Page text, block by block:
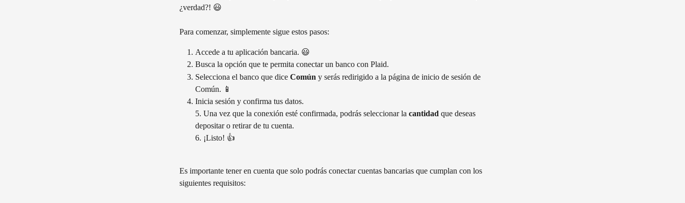
¿verdad?! 😃
Para comenzar, simplemente sigue estos pasos:
Accede a tu aplicación bancaria. 😃
Busca la opción que te permita conectar un banco con Plaid.
Selecciona el banco que dice Común y serás redirigido a la página de inicio de sesión de
Común. 📱
Inicia sesión y confirma tus datos.
5. Una vez que la conexión esté confirmada, podrás seleccionar la cantidad que deseas
depositar o retirar de tu cuenta.
6. ¡Listo! 👍
Es importante tener en cuenta que solo podrás conectar cuentas bancarias que cumplan con los
siguientes requisitos: